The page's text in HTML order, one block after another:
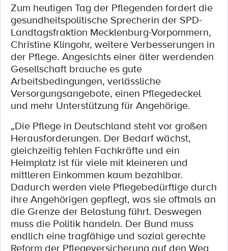
Zum heutigen Tag der Pflegenden fordert die
gesundheitspolitische Sprecherin der SPD-
Landtagsfraktion Mecklenburg-Vorpommern,
Christine Klingohr, weitere Verbesserungen in
der Pflege. Angesichts einer älter werdenden
Gesellschaft brauche es gute
Arbeitsbedingungen, verlässliche
Versorgungsangebote, einen Pflegedeckel
und mehr Unterstützung für Angehörige.
„Die Pflege in Deutschland steht vor großen
Herausforderungen. Der Bedarf wächst,
gleichzeitig fehlen Fachkräfte und ein
Heimplatz ist für viele mit kleineren und
mittleren Einkommen kaum bezahlbar.
Dadurch werden viele Pflegebedürftige durch
ihre Angehörigen gepflegt, was sie oftmals an
die Grenze der Belastung führt. Deswegen
muss die Politik handeln. Der Bund muss
endlich eine tragfähige und sozial gerechte
Reform der Pflegeversicherung auf den Weg